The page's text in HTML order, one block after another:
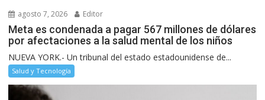
agosto 7, 2026 Editor
Meta es condenada a pagar 567 millones de dólares
por afectaciones a la salud mental de los niños
NUEVA YORK.- Un tribunal del estado estadounidense de...
Salud y Tecnología